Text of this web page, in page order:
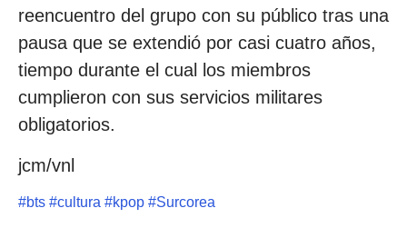
reencuentro del grupo con su público tras una
pausa que se extendió por casi cuatro años,
tiempo durante el cual los miembros
cumplieron con sus servicios militares
obligatorios.
jcm/vnl
#bts #cultura #kpop #Surcorea